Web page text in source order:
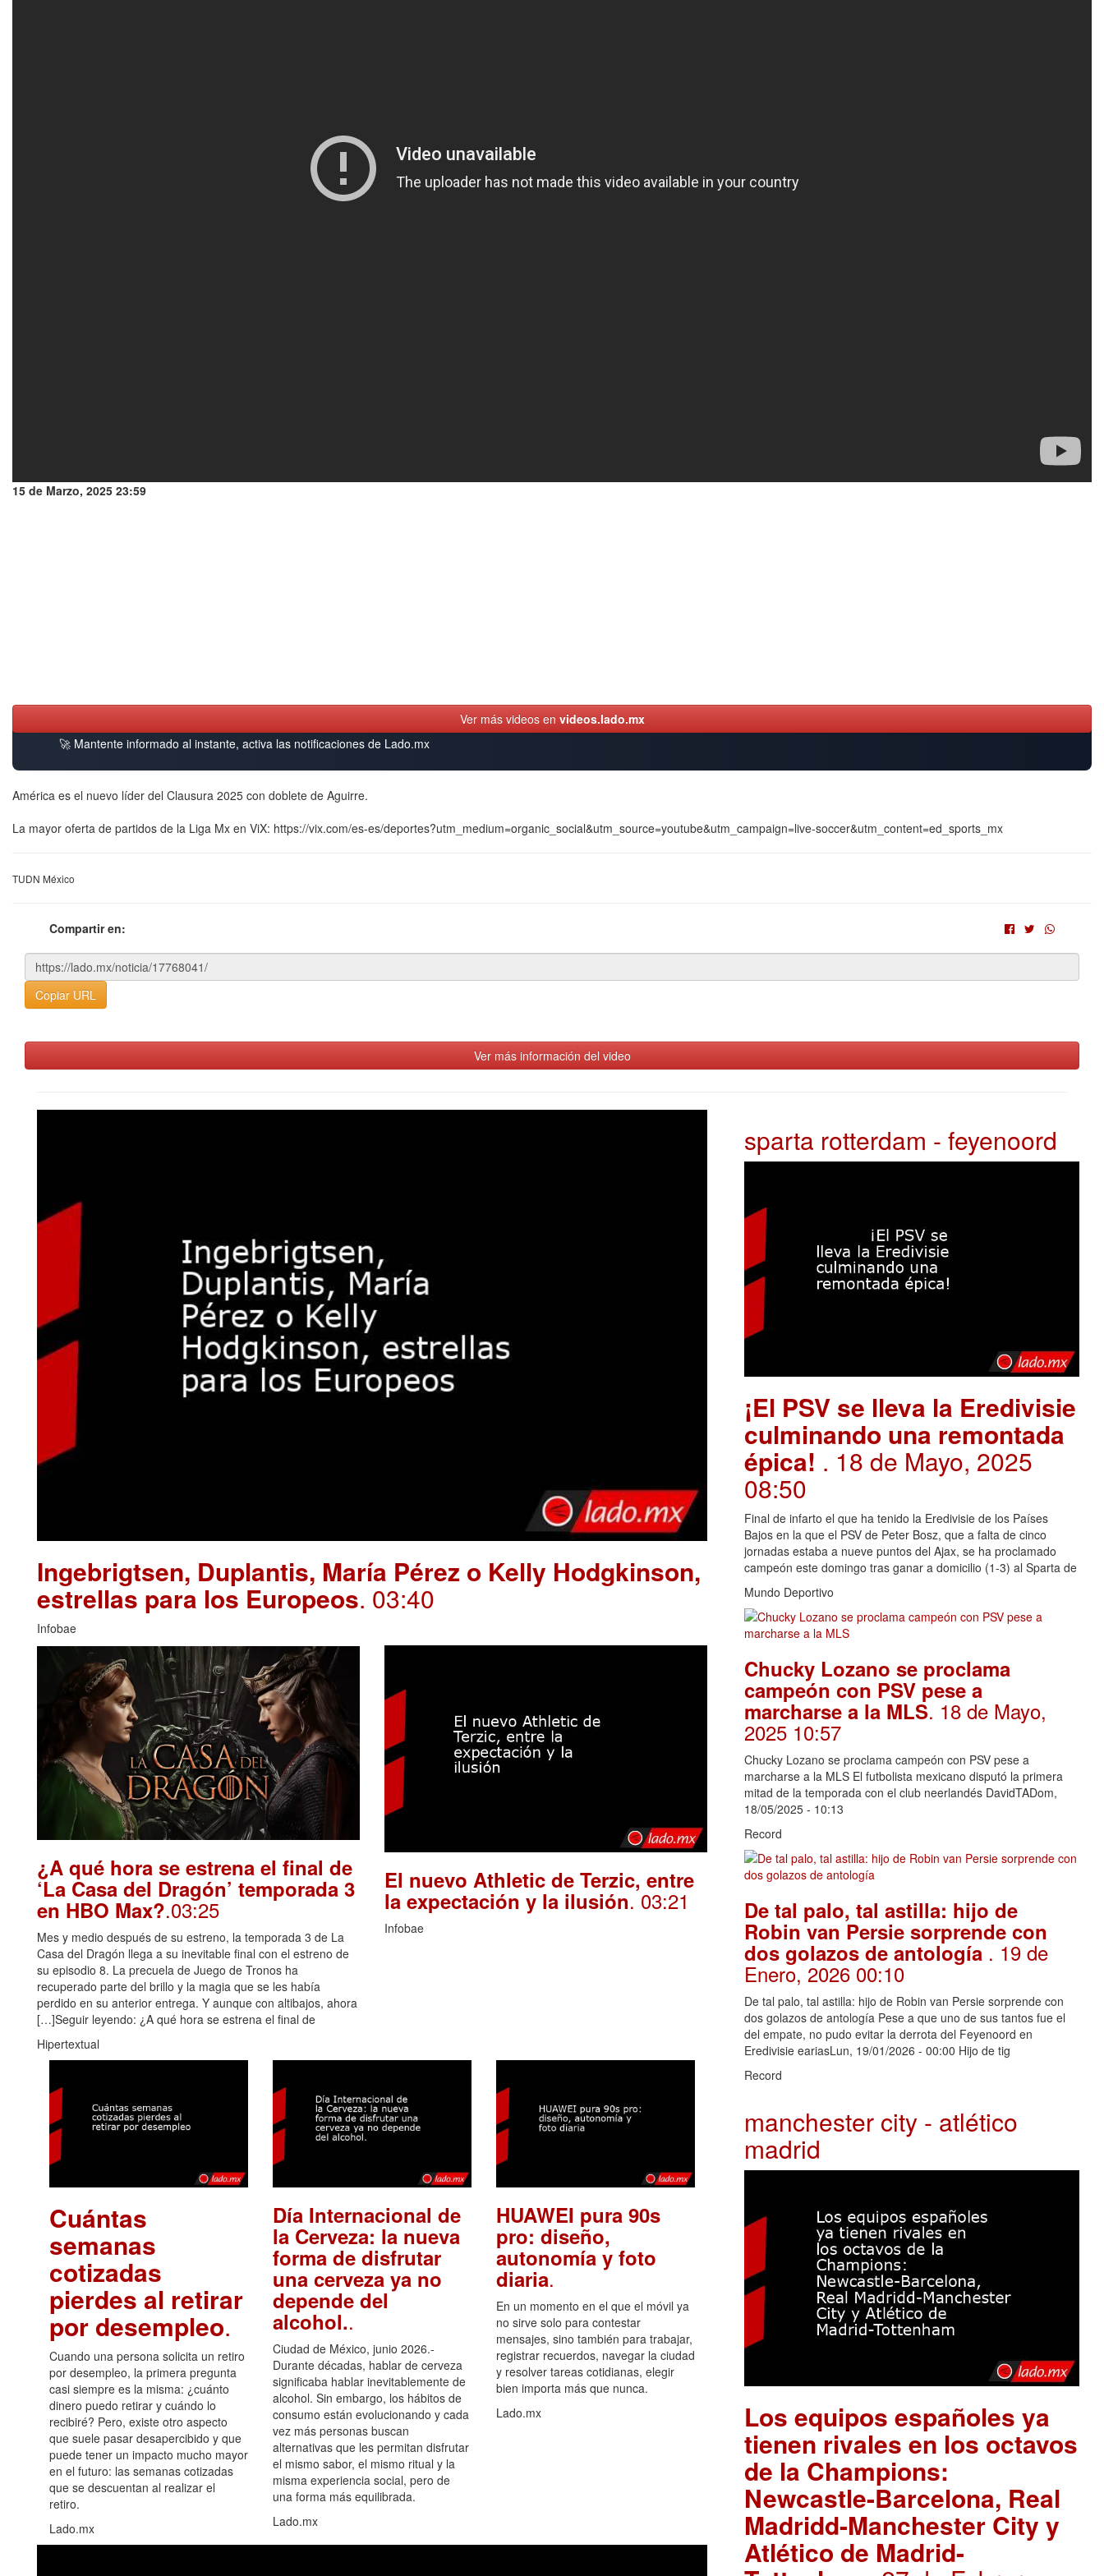
15 de Marzo, 2025 23:59
Ver más videos en videos.lado.mx
🚀 Mantente informado al instante, activa las notificaciones de Lado.mx
América es el nuevo líder del Clausura 2025 con doblete de Aguirre.
La mayor oferta de partidos de la Liga Mx en ViX: https://vix.com/es-es/deportes?utm_medium=organic_social&utm_source=youtube&utm_campaign=live-soccer&utm_content=ed_sports_mx
TUDN México
Compartir en:
Copiar URL
Ver más información del video
Ingebrigtsen, Duplantis, María Pérez o Kelly Hodgkinson,
estrellas para los Europeos. 03:40
Infobae
¿A qué hora se estrena el final de
‘La Casa del Dragón’ temporada 3
en HBO Max?.03:25
Mes y medio después de su estreno, la temporada 3 de La
Casa del Dragón llega a su inevitable final con el estreno de
su episodio 8. La precuela de Juego de Tronos ha
recuperado parte del brillo y la magia que se les había
perdido en su anterior entrega. Y aunque con altibajos, ahora
[…]Seguir leyendo: ¿A qué hora se estrena el final de
Hipertextual
El nuevo Athletic de Terzic, entre
la expectación y la ilusión. 03:21
Infobae
Cuántas
semanas
cotizadas
pierdes al retirar
por desempleo.
Cuando una persona solicita un retiro
por desempleo, la primera pregunta
casi siempre es la misma: ¿cuánto
dinero puedo retirar y cuándo lo
recibiré? Pero, existe otro aspecto
que suele pasar desapercibido y que
puede tener un impacto mucho mayor
en el futuro: las semanas cotizadas
que se descuentan al realizar el
retiro.
Lado.mx
Día Internacional de
la Cerveza: la nueva
forma de disfrutar
una cerveza ya no
depende del
alcohol..
Ciudad de México, junio 2026.-
Durante décadas, hablar de cerveza
significaba hablar inevitablemente de
alcohol. Sin embargo, los hábitos de
consumo están evolucionando y cada
vez más personas buscan
alternativas que les permitan disfrutar
el mismo sabor, el mismo ritual y la
misma experiencia social, pero de
una forma más equilibrada.
Lado.mx
HUAWEI pura 90s
pro: diseño,
autonomía y foto
diaria.
En un momento en el que el móvil ya
no sirve solo para contestar
mensajes, sino también para trabajar,
registrar recuerdos, navegar la ciudad
y resolver tareas cotidianas, elegir
bien importa más que nunca.
Lado.mx
sparta rotterdam - feyenoord
¡El PSV se lleva la Eredivisie
culminando una remontada
épica! . 18 de Mayo, 2025
08:50
Final de infarto el que ha tenido la Eredivisie de los Países
Bajos en la que el PSV de Peter Bosz, que a falta de cinco
jornadas estaba a nueve puntos del Ajax, se ha proclamado
campeón este domingo tras ganar a domicilio (1-3) al Sparta de
Mundo Deportivo
Chucky Lozano se proclama
campeón con PSV pese a
marcharse a la MLS. 18 de Mayo,
2025 10:57
Chucky Lozano se proclama campeón con PSV pese a
marcharse a la MLS El futbolista mexicano disputó la primera
mitad de la temporada con el club neerlandés DavidTADom,
18/05/2025 - 10:13
Record
De tal palo, tal astilla: hijo de
Robin van Persie sorprende con
dos golazos de antología . 19 de
Enero, 2026 00:10
De tal palo, tal astilla: hijo de Robin van Persie sorprende con
dos golazos de antología Pese a que uno de sus tantos fue el
del empate, no pudo evitar la derrota del Feyenoord en
Eredivisie eariasLun, 19/01/2026 - 00:00 Hijo de tig
Record
manchester city - atlético
madrid
Los equipos españoles ya
tienen rivales en los octavos
de la Champions:
Newcastle-Barcelona, Real
Madridd-Manchester City y
Atlético de Madrid-